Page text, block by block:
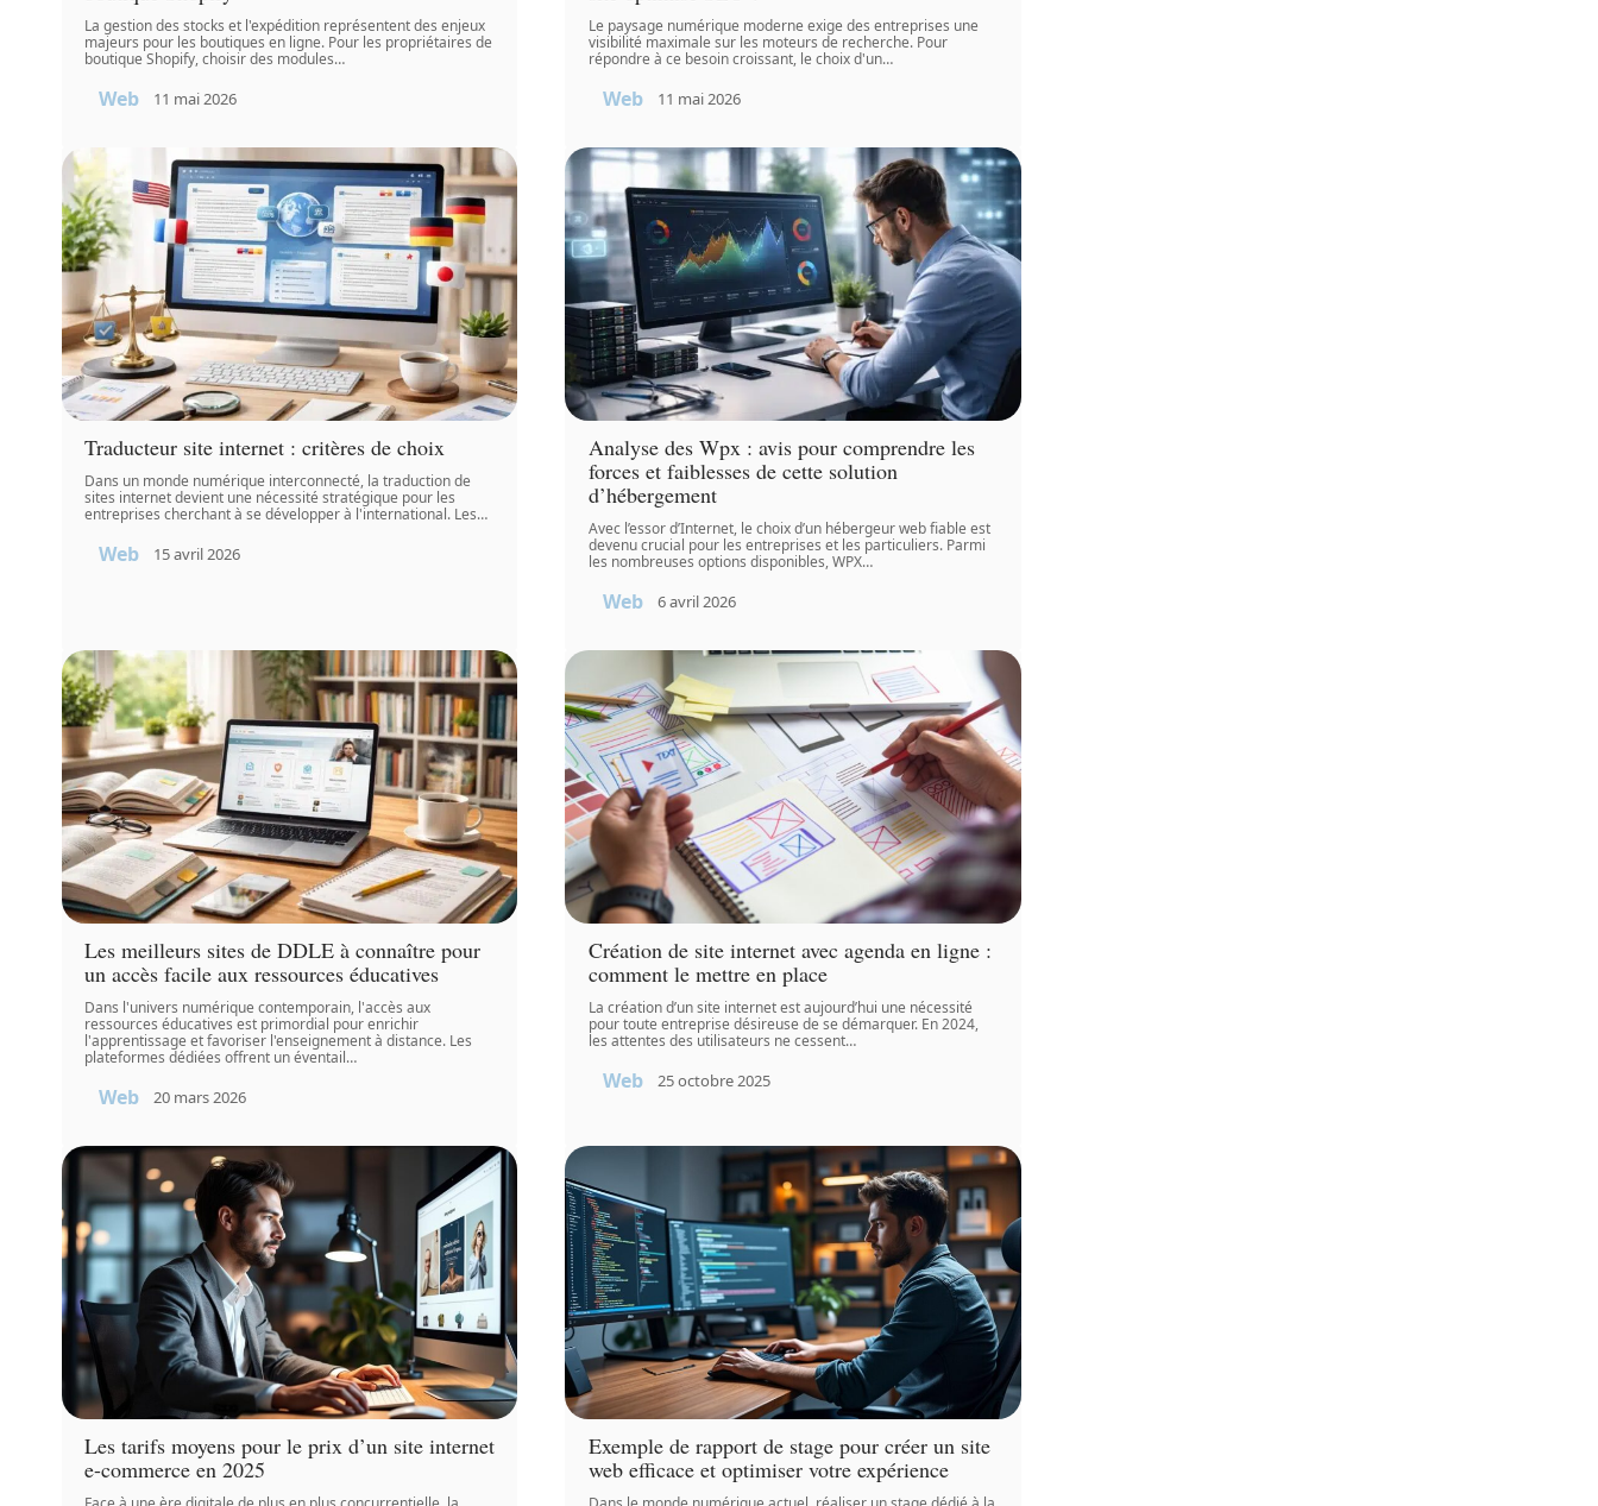
La gestion des stocks et l'expédition représentent des enjeux
majeurs pour les boutiques en ligne. Pour les propriétaires de
boutique Shopify, choisir des modules…
Web 11 mai 2026
Le paysage numérique moderne exige des entreprises une
visibilité maximale sur les moteurs de recherche. Pour
répondre à ce besoin croissant, le choix d'un…
Web 11 mai 2026
Traducteur site internet : critères de choix
Dans un monde numérique interconnecté, la traduction de
sites internet devient une nécessité stratégique pour les
entreprises cherchant à se développer à l'international. Les…
Web 15 avril 2026
Analyse des Wpx : avis pour comprendre les
forces et faiblesses de cette solution
d’hébergement
Avec l’essor d’Internet, le choix d’un hébergeur web fiable est
devenu crucial pour les entreprises et les particuliers. Parmi
les nombreuses options disponibles, WPX…
Web 6 avril 2026
Les meilleurs sites de DDLE à connaître pour
un accès facile aux ressources éducatives
Dans l'univers numérique contemporain, l'accès aux
ressources éducatives est primordial pour enrichir
l'apprentissage et favoriser l'enseignement à distance. Les
plateformes dédiées offrent un éventail…
Web 20 mars 2026
Création de site internet avec agenda en ligne :
comment le mettre en place
La création d’un site internet est aujourd’hui une nécessité
pour toute entreprise désireuse de se démarquer. En 2024,
les attentes des utilisateurs ne cessent…
Web 25 octobre 2025
Les tarifs moyens pour le prix d’un site internet
e-commerce en 2025
Exemple de rapport de stage pour créer un site
web efficace et optimiser votre expérience